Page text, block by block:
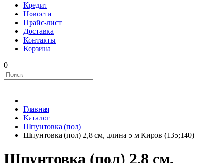
Кредит
Новости
Прайс-лист
Доставка
Контакты
Корзина
0
Главная
Каталог
Шпунтовка (пол)
Шпунтовка (пол) 2,8 см, длина 5 м Киров (135;140)
Шпунтовка (пол) 2,8 см,